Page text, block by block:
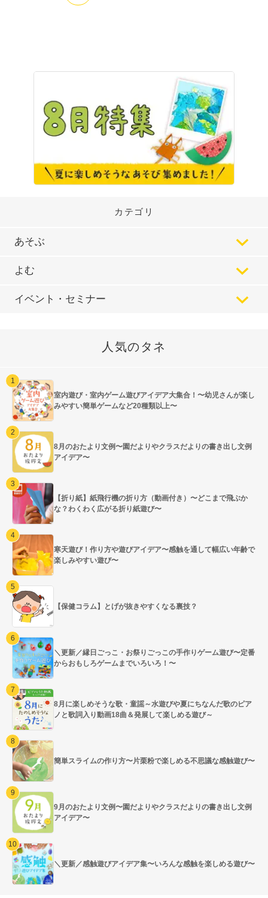
カテゴリ
あそぶ
よむ
イベント・セミナー
人気のタネ
室内遊び・室内ゲーム遊びアイデア大集合！〜幼児さんが楽し
みやすい簡単ゲームなど20種類以上〜
8月のおたより文例〜園だよりやクラスだよりの書き出し文例
アイデア〜
【折り紙】紙飛行機の折り方（動画付き）〜どこまで飛ぶか
な？わくわく広がる折り紙遊び〜
寒天遊び！作り方や遊びアイデア〜感触を通して幅広い年齢で
楽しみやすい遊び〜
【保健コラム】とげが抜きやすくなる裏技？
＼更新／縁日ごっこ・お祭りごっこの手作りゲーム遊び〜定番
からおもしろゲームまでいろいろ！〜
8月に楽しめそうな歌・童謡～水遊びや夏にちなんだ歌のピア
ノと歌詞入り動画18曲＆発展して楽しめる遊び～
簡単スライムの作り方〜片栗粉で楽しめる不思議な感触遊び〜
9月のおたより文例〜園だよりやクラスだよりの書き出し文例
アイデア〜
＼更新／感触遊びアイデア集〜いろんな感触を楽しめる遊び〜